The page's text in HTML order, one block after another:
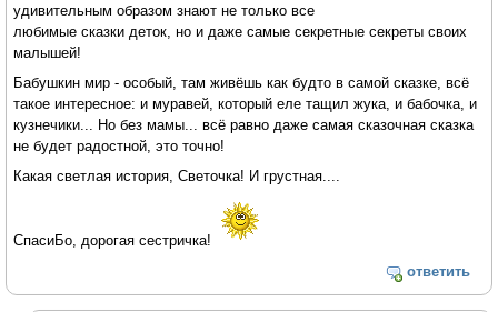
удивительным образом знают не только все
любимые сказки деток, но и даже самые секретные секреты своих
малышей!
Бабушкин мир - особый, там живёшь как будто в самой сказке, всё
такое интересное: и муравей, который еле тащил жука, и бабочка, и
кузнечики... Но без мамы... всё равно даже самая сказочная сказка
не будет радостной, это точно!
Какая светлая история, Светочка! И грустная....
СпасиБо, дорогая сестричка!
ответить